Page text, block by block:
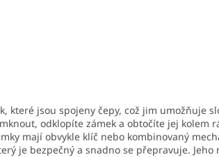
které jsou spojeny čepy, což jim umožňuje
odklopíte zámek a obtočíte jej kolem
mají obvykle klíč nebo kombinovaný
je bezpečný a snadno se přepravuje. Jeho